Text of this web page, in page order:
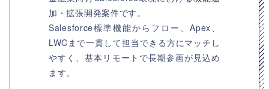
加・拡張開発案件です。
Salesforce標準機能からフロー、Apex、
LWCまで一貫して担当できる方にマッチし
やすく、基本リモートで長期参画が見込め
ます。